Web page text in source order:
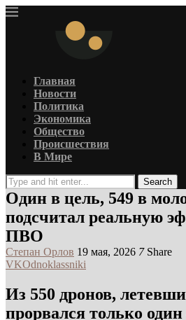
Главная
Новости
Политика
Экономика
Общество
Происшествия
В Мире
Search
Один в цель, 549 в
подсчитал реальную
ПВО
Степан Орлов 19 мая, 2026 7 Share
VKOdnoklassniki
Из 550 дронов,
прорвался только